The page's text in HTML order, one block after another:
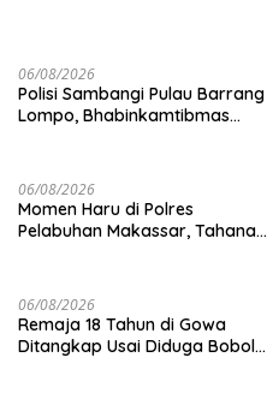
06/08/2026
Polisi Sambangi Pulau Barrang
Lompo, Bhabinkamtibmas
06/08/2026
Momen Haru di Polres
Pelabuhan Makassar, Tahanan
Pernikahan
06/08/2026
Remaja 18 Tahun di Gowa
Ditangkap Usai Diduga Bobol